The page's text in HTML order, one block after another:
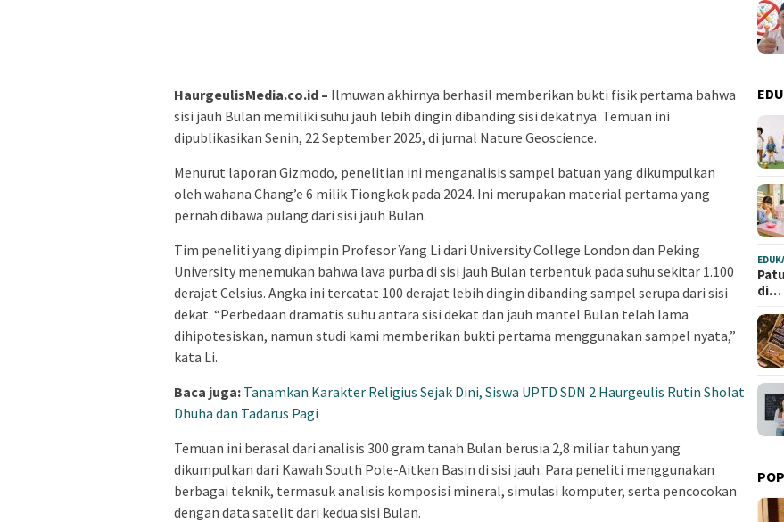
HaurgeulisMedia.co.id – Ilmuwan akhirnya berhasil memberikan bukti fisik pertama bahwa
sisi jauh Bulan memiliki suhu jauh lebih dingin dibanding sisi dekatnya. Temuan ini
dipublikasikan Senin, 22 September 2025, di jurnal Nature Geoscience.
Menurut laporan Gizmodo, penelitian ini menganalisis sampel batuan yang dikumpulkan
oleh wahana Chang’e 6 milik Tiongkok pada 2024. Ini merupakan material pertama yang
pernah dibawa pulang dari sisi jauh Bulan.
Tim peneliti yang dipimpin Profesor Yang Li dari University College London dan Peking
University menemukan bahwa lava purba di sisi jauh Bulan terbentuk pada suhu sekitar 1.100
derajat Celsius. Angka ini tercatat 100 derajat lebih dingin dibanding sampel serupa dari sisi
dekat. “Perbedaan dramatis suhu antara sisi dekat dan jauh mantel Bulan telah lama
dihipotesiskan, namun studi kami memberikan bukti pertama menggunakan sampel nyata,”
kata Li.
Baca juga: Tanamkan Karakter Religius Sejak Dini, Siswa UPTD SDN 2 Haurgeulis Rutin Sholat
Dhuha dan Tadarus Pagi
Temuan ini berasal dari analisis 300 gram tanah Bulan berusia 2,8 miliar tahun yang
dikumpulkan dari Kawah South Pole-Aitken Basin di sisi jauh. Para peneliti menggunakan
berbagai teknik, termasuk analisis komposisi mineral, simulasi komputer, serta pencocokan
dengan data satelit dari kedua sisi Bulan.
di…